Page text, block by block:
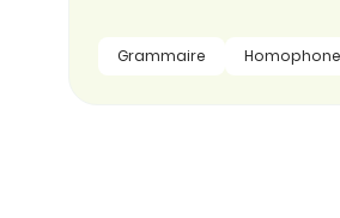
Grammaire